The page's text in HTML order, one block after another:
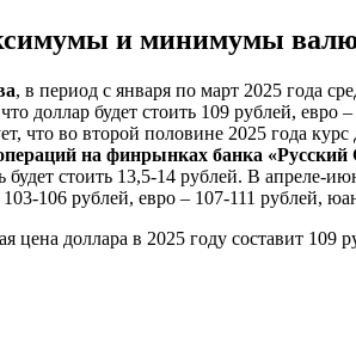
и минимумы
, в период с января по март 2025 года
доллар будет стоить 109 рублей, евро
что во второй половине 2025 года
на финрынках банка
будет стоить 13,5-14 рублей. В апреле-
103-106 рублей, евро – 107-111 рублей,
цена доллара в 2025 году составит